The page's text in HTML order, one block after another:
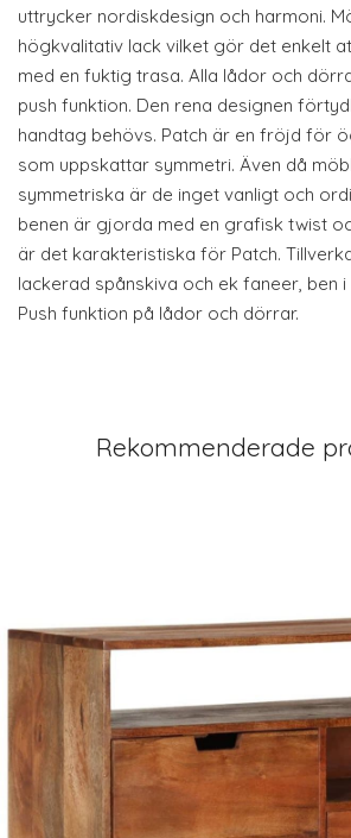
uttrycker nordiskdesign och harmoni.
högkvalitativ lack vilket gör det enkelt
med en fuktig trasa. Alla lådor och
push funktion. Den rena designen
handtag behövs. Patch är en fröjd för
som uppskattar symmetri. Även då
symmetriska är de inget vanligt och
benen är gjorda med en grafisk twist
är det karakteristiska för Patch.
lackerad spånskiva och ek faneer, ben
Push funktion på lådor och dörrar.
Rekommenderade